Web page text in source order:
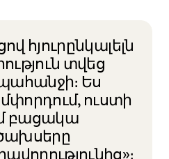
հյուրընկալելն
տվեց
Ես
ուստի
բացակա